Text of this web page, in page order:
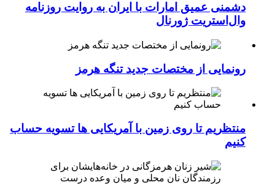
دشمنی عمیق امارات با ایران به روایت روزنامه
وال‌استریت ژورنال
رونمایی از مختصات جدید تنگه هرمز
منتظریم تا روی زمین با آمریکایی ها تسویه حساب
کنیم